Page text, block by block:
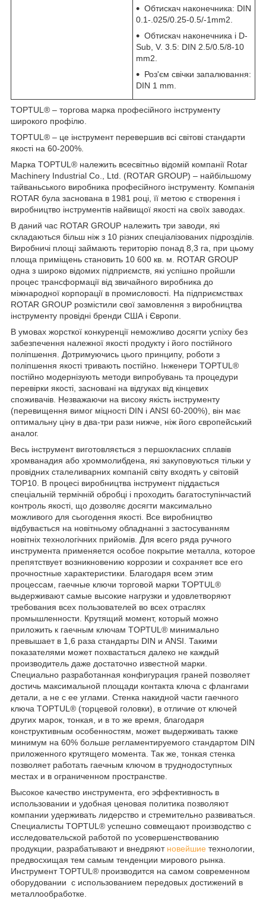
Обтискач наконечника: DIN
0.1-.025/0.25-0.5/-1mm2.
Обтискач наконечника і D-
Sub, V. 3.5: DIN 2.5/0.5/8-10
mm2.
Роз'єм свічки запалювання:
DIN 1 mm.
TOPTUL® – торгова марка професійного інструменту
широкого профілю.
TOPTUL® – це інструмент перевершив всі світові стандарти
якості на 60-200%.
Марка TOPTUL® належить всесвітньо відомій компанії Rotar
Machinery Industrial Co., Ltd. (ROTAR GROUP) – найбільшому
тайваньського виробника професійного інструменту. Компанія
ROTAR була заснована в 1981 році, її метою є створення і
виробництво інструментів найвищої якості на своїх заводах.
В даний час ROTAR GROUP належить три заводи, які
складаються більш ніж з 10 різних спеціалізованих підрозділів.
Виробничі площі займають територію понад 8,3 га, при цьому
площа приміщень становить 10 600 кв. м. ROTAR GROUP
одна з широко відомих підприємств, які успішно пройшли
процес трансформації від звичайного виробника до
міжнародної корпорації в промисловості. На підприємствах
ROTAR GROUP розмістили свої замовлення з виробництва
інструменту провідні бренди США і Європи.
В умовах жорсткої конкуренції неможливо досягти успіху без
забезпечення належної якості продукту і його постійного
поліпшення. Дотримуючись цього принципу, роботи з
поліпшення якості тривають постійно. Інженери TOPTUL®
постійно модернізують методи випробувань та процедури
перевірки якості, засновані на відгуках від кінцевих
споживачів. Незважаючи на високу якість інструменту
(перевищення вимог міцності DIN і ANSI 60-200%), він має
оптимальну ціну в два-три рази нижче, ніж його європейський
аналог.
Весь інструмент виготовляється з першокласних сплавів
хромванадия або хроммолибдена, які закуповуються тільки у
провідних сталеливарних компаній світу входять у світовій
ТОР10. В процесі виробництва інструмент піддається
спеціальній термічній обробці і проходить багатоступінчастий
контроль якості, що дозволяє досягти максимально
можливого для сьогодення якості. Все виробництво
відбувається на новітньому обладнанні з застосуванням
новітніх технологічних прийомів. Для всего ряда ручного
инструмента применяется особое покрытие металла, которое
препятствует возникновению коррозии и сохраняет все его
прочностные характеристики. Благодаря всем этим
процессам, гаечные ключи торговой марки TOPTUL®
выдерживают самые высокие нагрузки и удовлетворяют
требования всех пользователей во всех отраслях
промышленности. Крутящий момент, который можно
приложить к гаечным ключам TOPTUL® минимально
превышает в 1,6 раза стандарты DIN и ANSI. Такими
показателями может похвастаться далеко не каждый
производитель даже достаточно известной марки.
Специально разработанная конфигурация граней позволяет
достичь максимальной площади контакта ключа с флангами
детали, а не с ее углами. Стенка накидной части гаечного
ключа TOPTUL® (торцевой головки), в отличие от ключей
других марок, тонкая, и в то же время, благодаря
конструктивным особенностям, может выдерживать также
минимум на 60% больше регламентируемого стандартом DIN
приложенного крутящего момента. Так же, тонкая стенка
позволяет работать гаечным ключом в труднодоступных
местах и в ограниченном пространстве.
Высокое качество инструмента, его эффективность в
использовании и удобная ценовая политика позволяют
компании удерживать лидерство и стремительно развиваться.
Специалисты TOPTUL® успешно совмещают производство с
исследовательской работой по усовершенствованию
продукции, разрабатывают и внедряют новейшие технологии,
предвосхищая тем самым тенденции мирового рынка.
Инструмент TOPTUL® производится на самом современном
оборудовании с использованием передовых достижений в
металлообработке.